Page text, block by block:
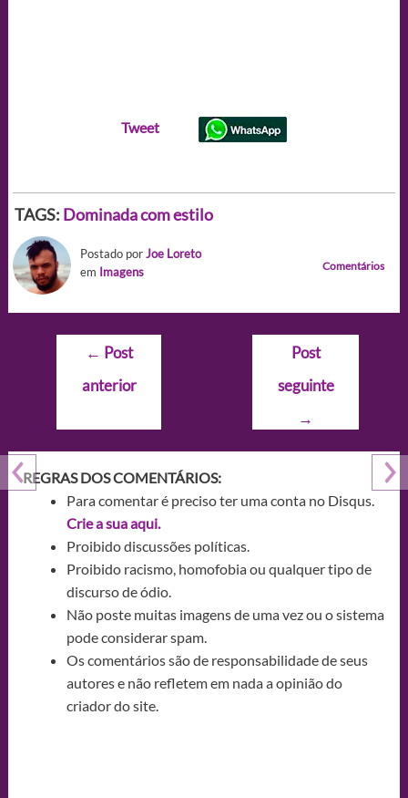
Tweet
TAGS: Dominada com estilo
Postado porJoe Loreto
em Imagens Comentários
Navegação
Post
← Post
anterior
Post
seguinte
→
REGRAS DOS COMENTÁRIOS:
Para comentar é preciso ter uma conta no Disqus.
Crie a sua aqui.
Proibido discussões políticas.
Proibido racismo, homofobia ou qualquer tipo de
discurso de ódio.
Não poste muitas imagens de uma vez ou o sistema
pode considerar spam.
Os comentários são de responsabilidade de seus
autores e não refletem em nada a opinião do
criador do site.